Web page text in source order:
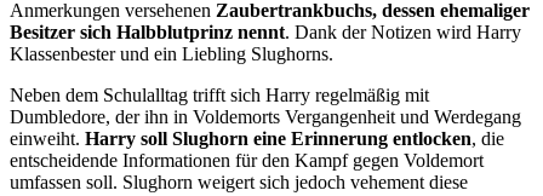
Anmerkungen versehenen Zaubertrankbuchs, dessen ehemaliger
Besitzer sich Halbblutprinz nennt. Dank der Notizen wird Harry
Klassenbester und ein Liebling Slughorns.
Neben dem Schulalltag trifft sich Harry regelmäßig mit
Dumbledore, der ihn in Voldemorts Vergangenheit und Werdegang
einweiht. Harry soll Slughorn eine Erinnerung entlocken, die
entscheidende Informationen für den Kampf gegen Voldemort
umfassen soll. Slughorn weigert sich jedoch vehement diese